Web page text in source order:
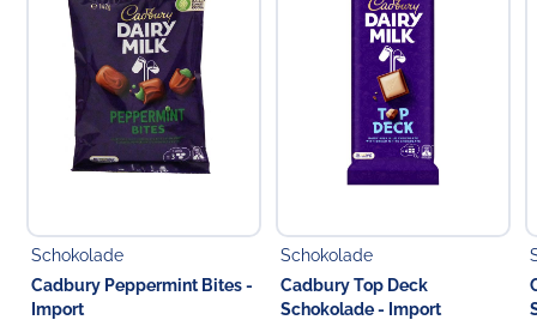
- Zucker 8.8 %
Salz
1.2 %
*RM: Referenzmenge für einen durchschnittlichen
Erwachsenen (8400 kJ / 2000 kcal).
Allergiehinweis:
Enthält Milch und Soja. Kann Spuren Erdnüssen und
Schokolade
Cadbury Peppermint Bites -
Import
Schokolade
Cadbury Top Deck
Schokolade - Import